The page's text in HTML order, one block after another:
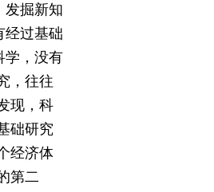
发掘新知
经过基础
学，没有
，往往
现，科
础研究
经济体
第二